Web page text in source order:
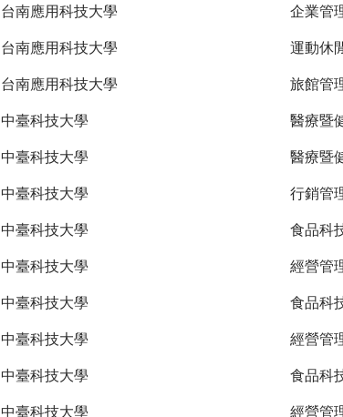
台南應用科技大學
企業管
台南應用科技大學
運動休
台南應用科技大學
旅館管
中臺科技大學
醫療暨
中臺科技大學
醫療暨
中臺科技大學
行銷管
中臺科技大學
食品科
中臺科技大學
經營管
中臺科技大學
食品科
中臺科技大學
經營管
中臺科技大學
食品科
中臺科技大學
經營管